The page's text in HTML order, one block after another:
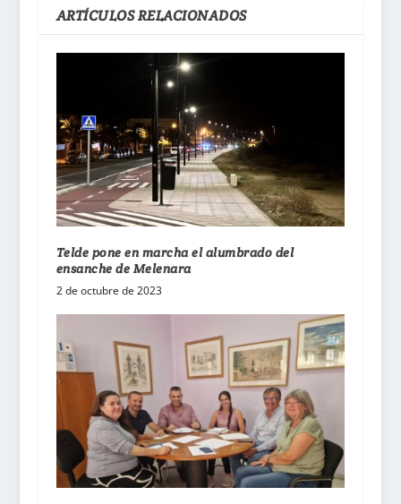
ARTÍCULOS RELACIONADOS
Telde pone en marcha el alumbrado del
ensanche de Melenara
2 de octubre de 2023